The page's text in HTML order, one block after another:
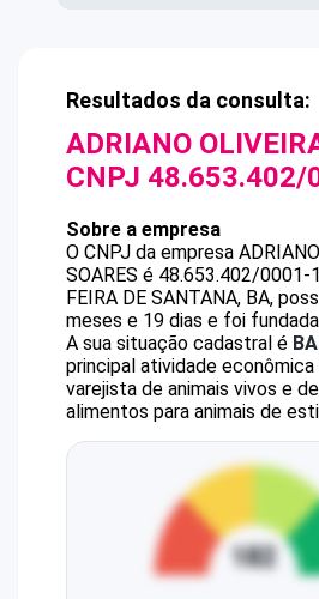
Resultados da consulta:
ADRIANO
CNPJ 48.653.402/
Sobre a empresa
O CNPJ da empresa
SOARES é 48.653.402/0001-
FEIRA DE SANTANA, BA,
meses e 19 dias e foi
A sua situação cadastral é
principal atividade
varejista de animais vivos e
alimentos para animais de